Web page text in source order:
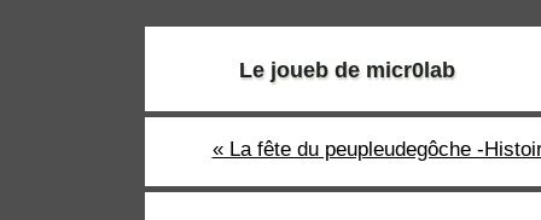
Le joueb de micr0lab
« La fête du peupleudegôche -